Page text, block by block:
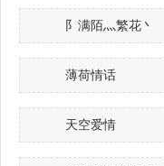
阝满陌灬繁花丶
薄荷情话
天空爱情